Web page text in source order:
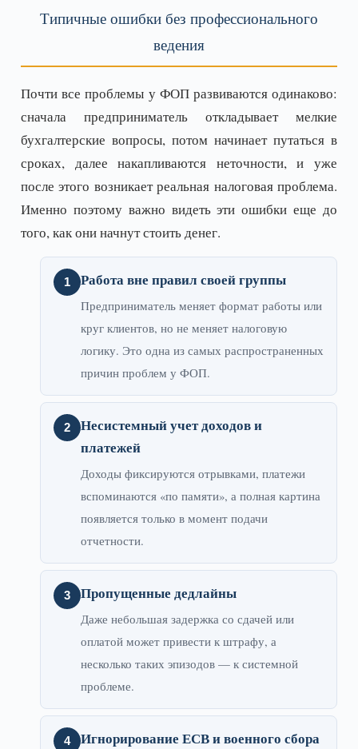
Типичные ошибки без профессионального
ведения
Почти все проблемы у ФОП развиваются одинаково:
сначала предприниматель откладывает мелкие
бухгалтерские вопросы, потом начинает путаться в
сроках, далее накапливаются неточности, и уже
после этого возникает реальная налоговая проблема.
Именно поэтому важно видеть эти ошибки еще до
того, как они начнут стоить денег.
Работа вне правил своей группы
Предприниматель меняет формат работы или
круг клиентов, но не меняет налоговую
логику. Это одна из самых распространенных
причин проблем у ФОП.
Несистемный учет доходов и
платежей
Доходы фиксируются отрывками, платежи
вспоминаются «по памяти», а полная картина
появляется только в момент подачи
отчетности.
Пропущенные дедлайны
Даже небольшая задержка со сдачей или
оплатой может привести к штрафу, а
несколько таких эпизодов — к системной
проблеме.
Игнорирование ЕСВ и военного сбора